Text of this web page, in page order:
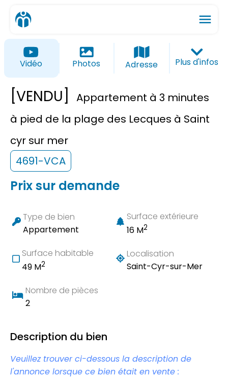
menu
ios_share
Vidéo Photos Adresse Plus d'infos
[VENDU]
Appartement à 3 minutes
à pied de la plage des Lecques à Saint
cyr sur mer
4691-VCA
Prix sur demande
Type de bien
Appartement
Surface extérieure
16 M2
Surface habitable
49 M2
Localisation
Saint-Cyr-sur-Mer
Nombre de pièces
2
Description du bien
Veuillez trouver ci-dessous la description de
l'annonce lorsque ce bien était en vente :